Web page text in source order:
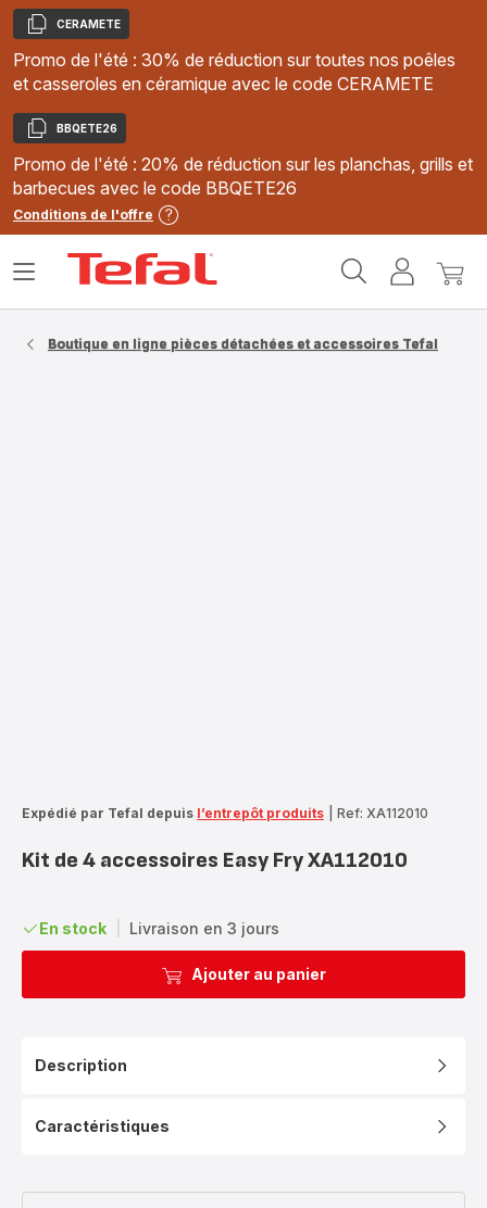
Copier
CERAMETE
Promo de l'été : 30% de réduction sur toutes nos poêles
et casseroles en céramique avec le code CERAMETE
Copier
BBQETE26
Promo de l'été : 20% de réduction sur les planchas, grills et
barbecues avec le code BBQETE26
Conditions de l'offre
MonMon
Ouvrir
Boutique en ligne pièces détachées et accessoires Tefal
Expédié par Tefal depuis l’entrepôt produits Ref: XA112010
Kit de 4 accessoires Easy Fry XA112010
En stock Livraison en 3 jours
Ajouter au panier
Description
Caractéristiques